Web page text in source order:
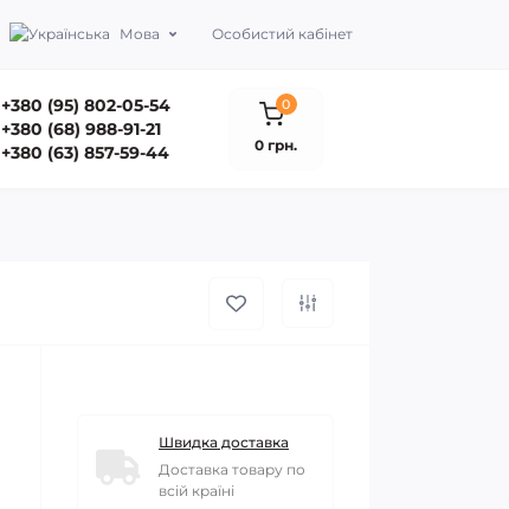
Мова Особистий кабінет
+380 (95) 802-05-54
+380 (68) 988-91-21
+380 (63) 857-59-44
0
0 грн.
Швидка доставка
Доставка товару по
всій країні